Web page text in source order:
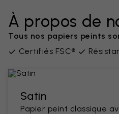
À propos de
Tous nos papiers peints
Certifiés FSC®
Satin
Papier peint classique